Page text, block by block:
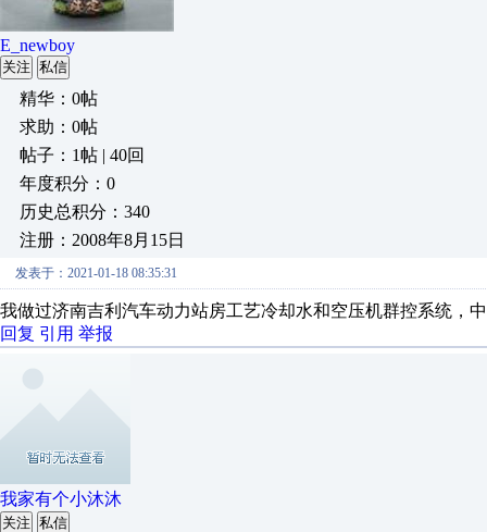
E_newboy
关注 私信
精华：0帖
求助：0帖
帖子：1帖 | 40回
年度积分：0
历史总积分：340
注册：2008年8月15日
发表于：2021-01-18 08:35:31
我做过济南吉利汽车动力站房工艺冷却水和空压机群控系统，
回复 引用 举报
我家有个小沐沐
关注 私信